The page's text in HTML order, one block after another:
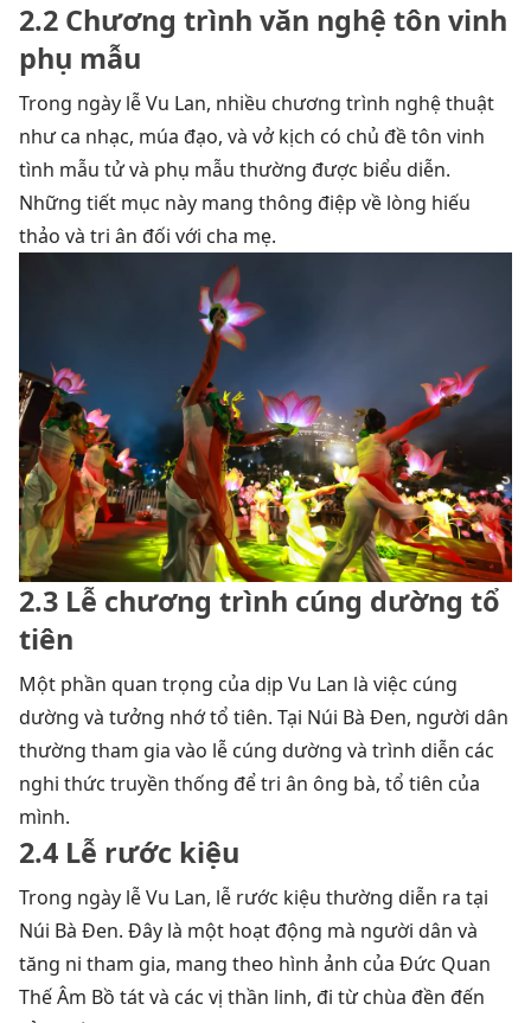
2.2 Chương trình văn nghệ tôn vinh
phụ mẫu
Trong ngày lễ Vu Lan, nhiều chương trình nghệ thuật
như ca nhạc, múa đạo, và vở kịch có chủ đề tôn vinh
tình mẫu tử và phụ mẫu thường được biểu diễn.
Những tiết mục này mang thông điệp về lòng hiếu
thảo và tri ân đối với cha mẹ.
2.3 Lễ chương trình cúng dường tổ
tiên
Một phần quan trọng của dịp Vu Lan là việc cúng
dường và tưởng nhớ tổ tiên. Tại Núi Bà Đen, người dân
thường tham gia vào lễ cúng dường và trình diễn các
nghi thức truyền thống để tri ân ông bà, tổ tiên của
mình.
2.4 Lễ rước kiệu
Trong ngày lễ Vu Lan, lễ rước kiệu thường diễn ra tại
Núi Bà Đen. Đây là một hoạt động mà người dân và
tăng ni tham gia, mang theo hình ảnh của Đức Quan
Thế Âm Bồ tát và các vị thần linh, đi từ chùa đền đến